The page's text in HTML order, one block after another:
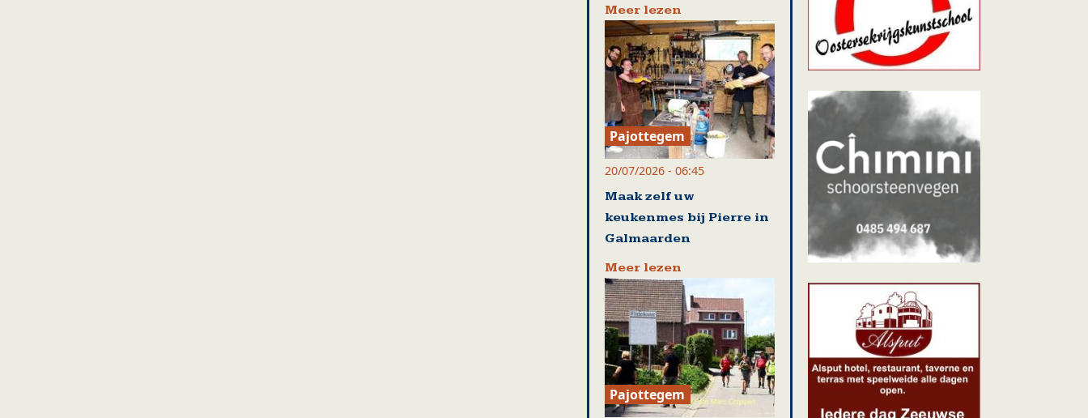
Meer lezen
Pajottegem
20/07/2026 - 06:45
Maak zelf uw
keukenmes bij Pierre in
Galmaarden
Meer lezen
Pajottegem